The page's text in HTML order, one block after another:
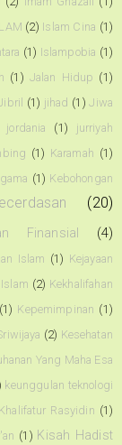
(2) Islam Cina (1)
(1) Islampobia (1)
(1) Jalan Hidup (1)
(1) jihad (1) Jiwa
jordania (1)
jurriyah
(1) Karamah (1)
(1) Kebohongan
(20)
Finansial (4)
Islam (1) Kejayaan
(2) Kekhalifahan
(1) Kepemimpinan (1)
(2) Kesehatan
Yang Maha Esa
keunggulan teknologi
Khalifatur Rasyidin (1)
(1) Kisah Hadist